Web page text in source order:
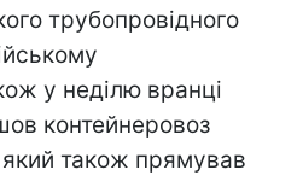
трубопровідного
у неділю вранці
контейнеровоз
також прямував